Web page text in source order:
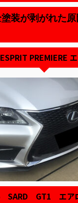
装が剥がれた
PREMIERE
GT1 エア